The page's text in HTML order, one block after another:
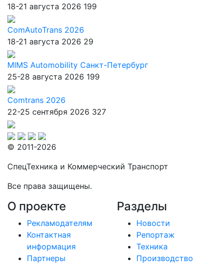
18-21 августа 2026 199
ComAutoTrans 2026
18-21 августа 2026 29
MIMS Automobility Санкт-Петербург
25-28 августа 2026 199
Comtrans 2026
22-25 сентября 2026 327
© 2011-2026
СпецТехника и Коммерческий Транспорт
Все права защищены.
О проекте
Рекламодателям
Контактная
информация
Партнеры
Разделы
Новости
Репортаж
Техника
Производство